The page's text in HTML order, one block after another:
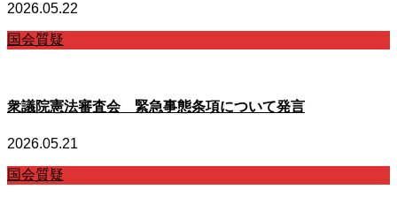
2026.05.22
国会質疑
衆議院憲法審査会 緊急事態条項について発言
2026.05.21
国会質疑